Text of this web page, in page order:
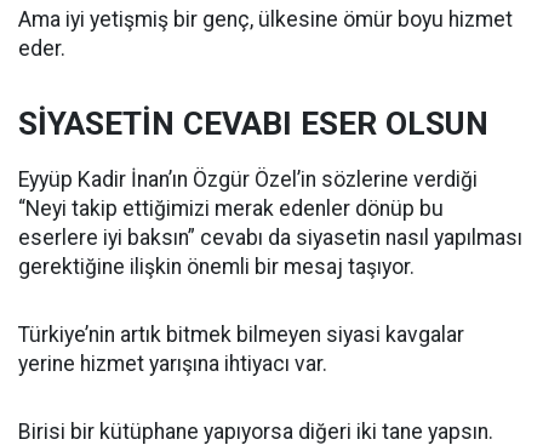
Ama iyi yetişmiş bir genç, ülkesine ömür boyu hizmet
eder.
SİYASETİN CEVABI ESER OLSUN
Eyyüp Kadir İnan’ın Özgür Özel’in sözlerine verdiği
“Neyi takip ettiğimizi merak edenler dönüp bu
eserlere iyi baksın” cevabı da siyasetin nasıl yapılması
gerektiğine ilişkin önemli bir mesaj taşıyor.
Türkiye’nin artık bitmek bilmeyen siyasi kavgalar
yerine hizmet yarışına ihtiyacı var.
Birisi bir kütüphane yapıyorsa diğeri iki tane yapsın.